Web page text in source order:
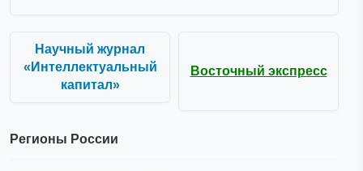
Научный журнал
«Интеллектуальный
капитал»
Восточный экспресс
Регионы России